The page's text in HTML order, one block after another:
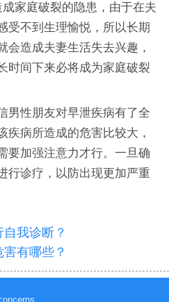
家庭破裂的隐患，由于在夫
受不到生理愉悦，所以长期
会造成夫妻生活失去兴趣，
时间下来必将成为家庭破裂
男性朋友对早泄疾病有了全
疾病所造成的危害比较大，
要加强注意力才行。一旦确
行诊疗，以防出现更加严重
我诊断？
有哪些？